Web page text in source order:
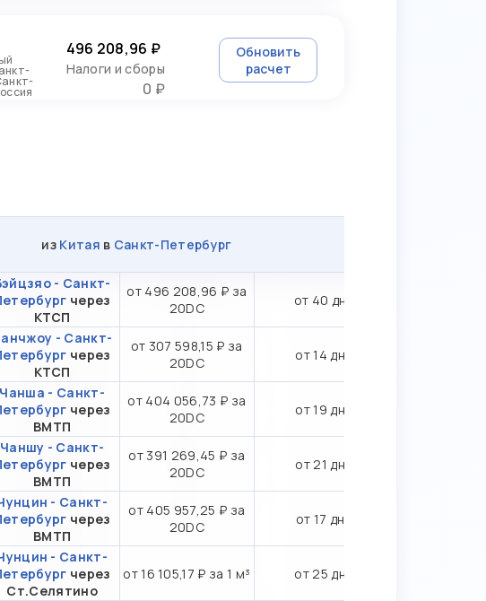
496 208,96 ₽
Налоги и сборы
0 ₽
Обновить
расчет
из Китая в Санкт-Петербург
- Санкт-
через
КТСП
от 496 208,96 ₽ за
20DC
от 40 дн.
- Санкт-
через
КТСП
от 307 598,15 ₽ за
20DC
от 14 дн.
Чанша - Санкт-
через
ВМТП
от 404 056,73 ₽ за
20DC
от 19 дн.
Чаншу - Санкт-
через
ВМТП
от 391 269,45 ₽ за
20DC
от 21 дн.
- Санкт-
через
ВМТП
от 405 957,25 ₽ за
20DC
от 17 дн.
- Санкт-
через
Ст.Селятино
от 16 105,17 ₽ за 1 м³ от 25 дн.